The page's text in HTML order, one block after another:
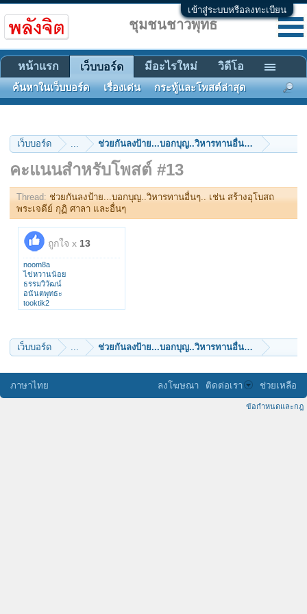
เข้าสู่ระบบหรือลงทะเบียน
เว็บบอร์ด ... ช่วยกันลงป้าย...บอกบุญ..วิหารทานอื่นๆ.. เช่น สร้างอุ
คะแนนสำหรับโพสต์ #13
Thread: ช่วยกันลงป้าย...บอกบุญ..วิหารทานอื่นๆ.. เช่น สร้างอุโบสถ
พระเจดีย์ กุฏิ ศาลา และอื่นๆ
ถูกใจ x 13
noom8a
ไข่หวานน้อย
ธรรมวิวัฒน์
อนันตพุทธะ
tooktik2
widya
chibasusumu
parichart007
อรหโตพุทโธ
เว็บบอร์ด ... ช่วยกันลงป้าย...บอกบุญ..วิหารทานอื่นๆ.. เช่น สร้างอุ
ชุมชนชาวพุทธ
หน้าแรก เว็บบอร์ด
ค้นหาในเว็บบอร์ด เรื่องเด่น กระทู้และโพสต์ล่าสุด
มีอะไรใหม่ วิดีโอ
ภาษาไทย ลงโฆษณา ติดต่อเรา ช่วยเหลือ
ข้อกำหนดและกฎ